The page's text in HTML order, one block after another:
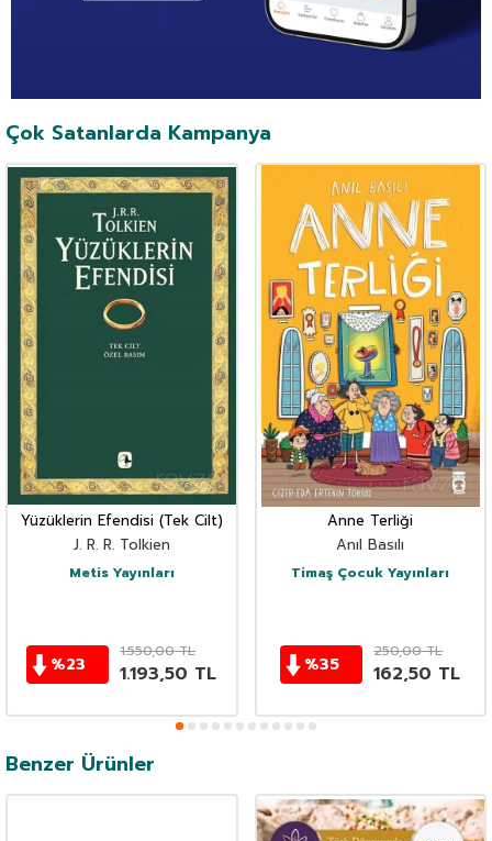
Çok Satanlarda Kampanya
Yüzüklerin Efendisi (Tek Cilt)
J. R. R. Tolkien
Metis Yayınları
%23
1.550,00TL
1.193,50 TL
Anne Terliği
Anıl Basılı
Timaş Çocuk Yayınları
%35
250,00TL
162,50 TL
Benzer Ürünler